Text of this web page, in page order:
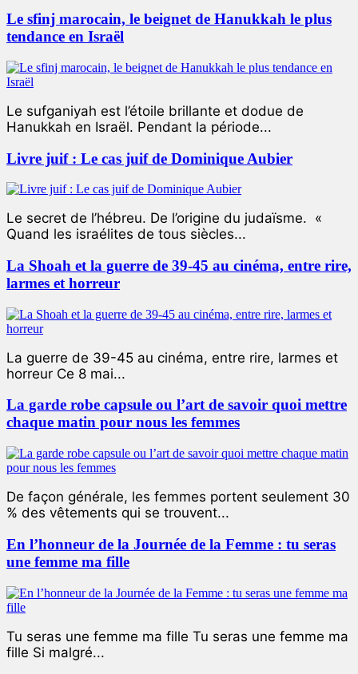
Le sfinj marocain, le beignet de Hanukkah le plus
tendance en Israël
Le sufganiyah est l’étoile brillante et dodue de
Hanukkah en Israël. Pendant la période...
Livre juif : Le cas juif de Dominique Aubier
Le secret de l’hébreu. De l’origine du judaïsme. «
Quand les israélites de tous siècles...
La Shoah et la guerre de 39-45 au cinéma, entre rire,
larmes et horreur
La guerre de 39-45 au cinéma, entre rire, larmes et
horreur Ce 8 mai...
La garde robe capsule ou l’art de savoir quoi mettre
chaque matin pour nous les femmes
De façon générale, les femmes portent seulement 30
% des vêtements qui se trouvent...
En l’honneur de la Journée de la Femme : tu seras
une femme ma fille
Tu seras une femme ma fille Tu seras une femme ma
fille Si malgré...